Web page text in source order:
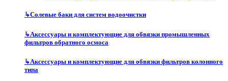
↳Солевые баки для систем водоочистки
↳Аксессуары и комплектующие для обвязки промышленных
фильтров обратного осмоса
↳Аксессуары и комплектующие для обвязки фильтров колонного
типа